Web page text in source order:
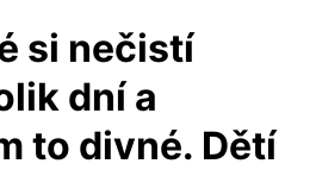
si nečistí
dní a
to divné. Dětí